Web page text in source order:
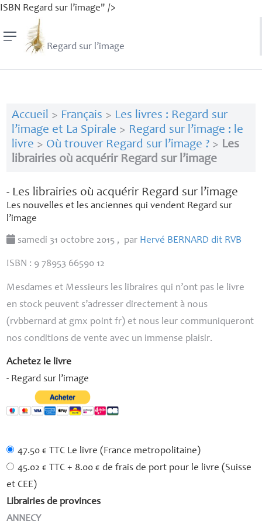
ISBN Regard sur l’image" />
Regard sur l’image
Accueil > Français > Les livres : Regard sur
l’image et La Spirale > Regard sur l’image : le
livre > Où trouver Regard sur l’image ?> Les
librairies où acquérir Regard sur l’image
- Les librairies où acquérir Regard sur l’image
Les nouvelles et les anciennes qui vendent Regard sur
l’image
samedi 31 octobre 2015 , par Hervé BERNARD dit RVB
ISBN : 9 78953 66590 12
Mesdames et Messieurs les libraires qui n’ont pas le livre
en stock peuvent s’adresser directement à nous
(rvbbernard at gmx point fr) et nous leur communiqueront
nos conditions de vente avec un immense plaisir.
Achetez le livre
- Regard sur l’image
47.50 € TTC Le livre (France metropolitaine)
45.02 € TTC + 8.00 € de frais de port pour le livre (Suisse
et CEE)
Librairies de provinces
ANNECY